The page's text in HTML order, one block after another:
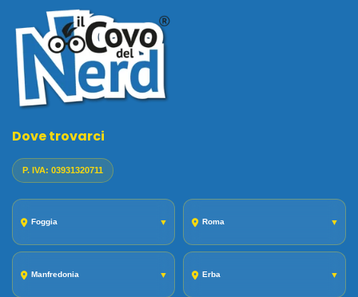
Dove trovarci
P. IVA: 03931320711
Foggia ▼ Roma ▼
Manfredonia ▼ Erba ▼